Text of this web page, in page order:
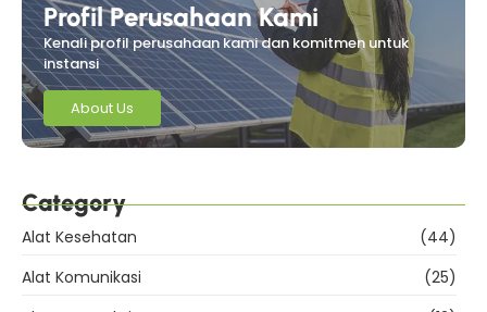
Profil Perusahaan Kami
Kenali profil perusahaan kami dan komitmen untuk
instansi
About Us
Category
Alat Kesehatan
(44)
Alat Komunikasi
(25)